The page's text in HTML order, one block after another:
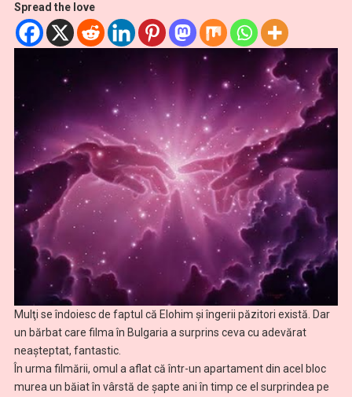
Spread the love
Mulţi se îndoiesc de faptul că Elohim şi îngerii păzitori există. Dar
un bărbat care filma în Bulgaria a surprins ceva cu adevărat
neaşteptat, fantastic.
În urma filmării, omul a aflat că într-un apartament din acel bloc
murea un băiat în vârstă de şapte ani în timp ce el surprindea pe